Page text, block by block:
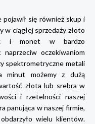
się również skup i
w ciągłej sprzedaży złoto
i monet w bardzo
oczekiwaniom
spektrometryczne metali
minut możemy z dużą
złota lub srebra w
i rzetelności naszej
panująca w naszej firmie,
wielu klientów.